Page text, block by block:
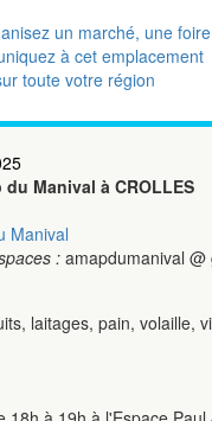
un marché, une
à cet emplacement
toute votre région
du Manival à CROLLES
Manival
: amapdumanival @
laitages, pain, volaille,